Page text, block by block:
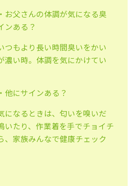
お父さんの体調が気になる臭
ンある？
つもより長い時間臭いをかい
濃い時。体調を気にかけてい
他にサインある？
になるときは、匂いを嗅いだ
いたり、作業着を手でチョイチ
、家族みんなで健康チェック